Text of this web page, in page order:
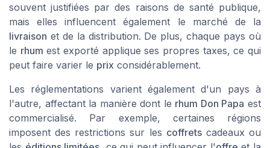
souvent justifiées par des raisons de santé publique,
mais elles influencent également le marché de la
livraison et de la distribution. De plus, chaque pays où
le rhum est exporté applique ses propres taxes, ce qui
peut faire varier le prix considérablement.
Les réglementations varient également d'un pays à
l'autre, affectant la manière dont le rhum Don Papa est
commercialisé. Par exemple, certaines régions
imposent des restrictions sur les coffretscadeaux ou